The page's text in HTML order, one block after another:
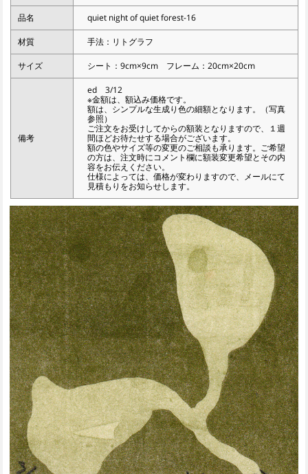
品名 quiet night of quiet forest-16
材質 手法：リトグラフ
サイズ シート：9cm×9cm フレーム：20cm×20cm
備考
ed 3/12
※金額は、額込み価格です。
額は、シンプルな生成り色の細額となります。（写真
参照）
ご注文をお受けしてからの額装となりますので、１週
間ほどお待たせする場合がございます。
額の色やサイズ等の変更のご相談も承ります。ご希望
の方は、注文時にコメント欄に額装変更希望とその内
容をお伝えください。
仕様によっては、価格が変わりますので、メールにて
見積もりをお知らせします。